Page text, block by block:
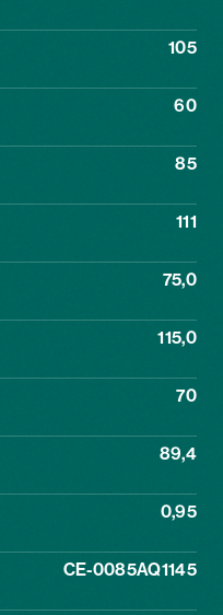
105
60
85
111
75,0
115,0
70
89,4
0,95
CE-0085AQ1145